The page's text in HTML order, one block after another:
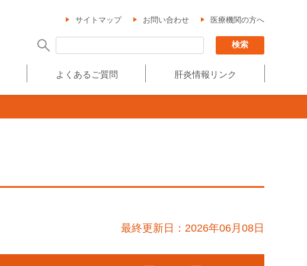
サイトマップ お問い合わせ 医療機関の方へ
よくあるご質問 肝炎情報リンク
最終更新日：2026年06月08日